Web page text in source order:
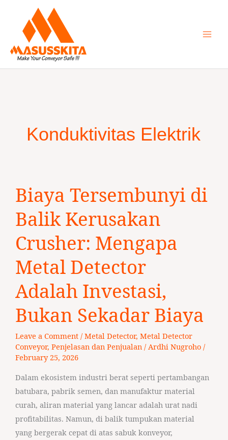
content
Konduktivitas Elektrik
Biaya Tersembunyi di
Balik Kerusakan
Crusher: Mengapa
Metal Detector
Adalah Investasi,
Bukan Sekadar Biaya
Leave a Comment / Metal Detector, Metal Detector
Conveyor, Penjelasan dan Penjualan/ Ardhi Nugroho /
February 25, 2026
Dalam ekosistem industri berat seperti pertambangan
batubara, pabrik semen, dan manufaktur material
curah, aliran material yang lancar adalah urat nadi
profitabilitas. Namun, di balik tumpukan material
yang bergerak cepat di atas sabuk konveyor,
Tersembunyi
Balik
Crusher:
Mengapa
Metal
Detector
Investasi,
Sekadar
Biaya